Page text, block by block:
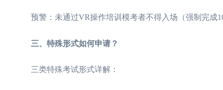
预警：未通过VR操作培训模考者不得入场（强制完成
三、特殊形式如何申请？
三类特殊考试形式详解：